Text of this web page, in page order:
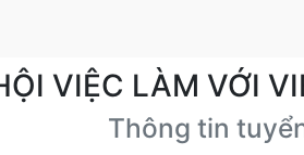
VIỆC LÀM VỚI
Thông tin